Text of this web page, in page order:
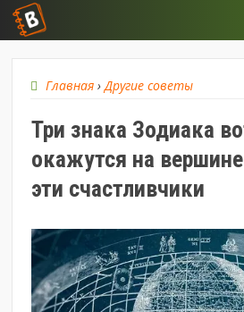
Главная ›Другие советы
Три знака Зодиака
окажутся на
эти счастливчики